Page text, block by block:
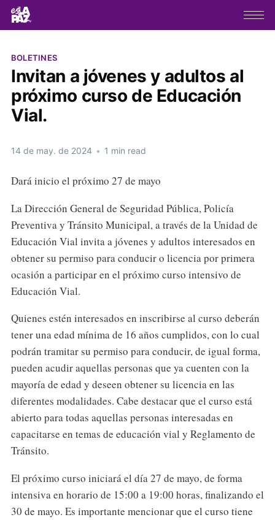
BOLETINES
Invitan a jóvenes y adultos al
próximo curso de Educación
Vial.
14 de may. de 2024 • 1 min read
Dará inicio el próximo 27 de mayo
La Dirección General de Seguridad Pública, Policía
Preventiva y Tránsito Municipal, a través de la Unidad de
Educación Vial invita a jóvenes y adultos interesados en
obtener su permiso para conducir o licencia por primera
ocasión a participar en el próximo curso intensivo de
Educación Vial.
Quienes estén interesados en inscribirse al curso deberán
tener una edad mínima de 16 años cumplidos, con lo cual
podrán tramitar su permiso para conducir, de igual forma,
pueden acudir aquellas personas que ya cuenten con la
mayoría de edad y deseen obtener su licencia en las
diferentes modalidades. Cabe destacar que el curso está
abierto para todas aquellas personas interesadas en
capacitarse en temas de educación vial y Reglamento de
Tránsito.
El próximo curso iniciará el día 27 de mayo, de forma
intensiva en horario de 15:00 a 19:00 horas, finalizando el
30 de mayo. Es importante mencionar que el curso tiene